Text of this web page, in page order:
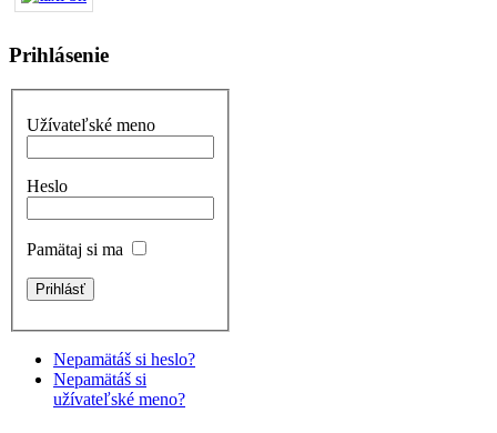
Prihlásenie
Užívateľské meno
Heslo
Pamätaj si ma
Nepamätáš si heslo?
Nepamätáš si
užívateľské meno?